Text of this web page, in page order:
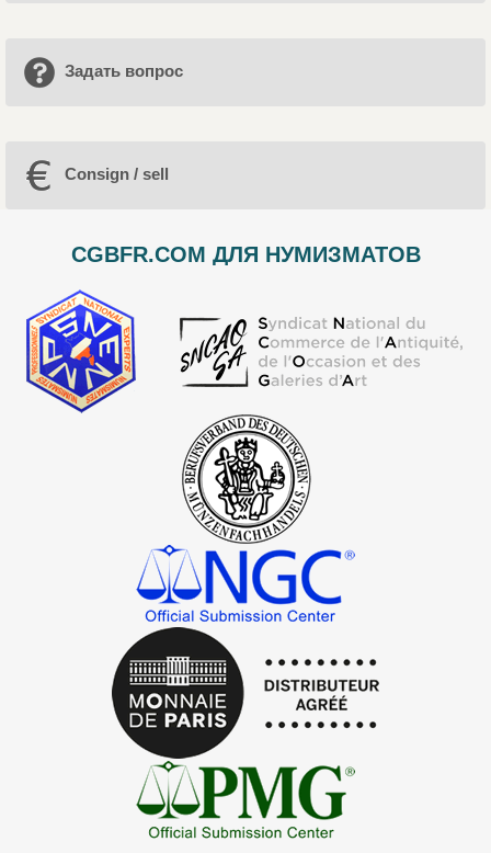
Задать вопрос
Consign / sell
CGBFR.COM ДЛЯ НУМИЗМАТОВ